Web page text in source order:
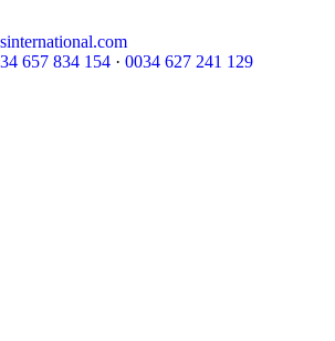
657 834 154 · 0034 627 241 129